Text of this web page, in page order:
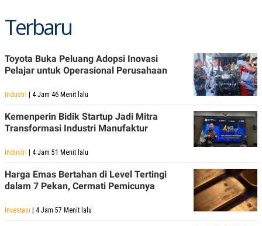
Terbaru
Toyota Buka Peluang Adopsi Inovasi
Pelajar untuk Operasional Perusahaan
Industri | 4 Jam 46 Menit lalu
Kemenperin Bidik Startup Jadi Mitra
Transformasi Industri Manufaktur
Industri | 4 Jam 51 Menit lalu
Harga Emas Bertahan di Level Tertingi
dalam 7 Pekan, Cermati Pemicunya
Investasi | 4 Jam 57 Menit lalu